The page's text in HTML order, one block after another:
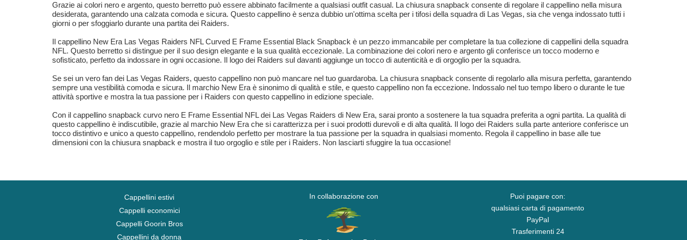
Grazie ai colori nero e argento, questo berretto può essere abbinato facilmente a qualsiasi outfit casual. La chiusura snapback consente di regolare il cappellino nella misura
desiderata, garantendo una calzata comoda e sicura. Questo cappellino è senza dubbio un'ottima scelta per i tifosi della squadra di Las Vegas, sia che venga indossato tutti i
giorni o per sfoggiarlo durante una partita dei Raiders.
Il cappellino New Era Las Vegas Raiders NFL Curved E Frame Essential Black Snapback è un pezzo immancabile per completare la tua collezione di cappellini della squadra
NFL. Questo berretto si distingue per il suo design elegante e la sua qualità eccezionale. La combinazione dei colori nero e argento gli conferisce un tocco moderno e
sofisticato, perfetto da indossare in ogni occasione. Il logo dei Raiders sul davanti aggiunge un tocco di autenticità e di orgoglio per la squadra.
Se sei un vero fan dei Las Vegas Raiders, questo cappellino non può mancare nel tuo guardaroba. La chiusura snapback consente di regolarlo alla misura perfetta, garantendo
sempre una vestibilità comoda e sicura. Il marchio New Era è sinonimo di qualità e stile, e questo cappellino non fa eccezione. Indossalo nel tuo tempo libero o durante le tue
attività sportive e mostra la tua passione per i Raiders con questo cappellino in edizione speciale.
Con il cappellino snapback curvo nero E Frame Essential NFL dei Las Vegas Raiders di New Era, sarai pronto a sostenere la tua squadra preferita a ogni partita. La qualità di
questo cappellino è indiscutibile, grazie al marchio New Era che si caratterizza per i suoi prodotti durevoli e di alta qualità. Il logo dei Raiders sulla parte anteriore conferisce un
tocco distintivo e unico a questo cappellino, rendendolo perfetto per mostrare la tua passione per la squadra in qualsiasi momento. Regola il cappellino in base alle tue
dimensioni con la chiusura snapback e mostra il tuo orgoglio e stile per i Raiders. Non lasciarti sfuggire la tua occasione!
Cappellini estivi
Cappelli economici
Cappelli Goorin Bros
Cappellini da donna
In collaborazione con
Puoi pagare con:
qualsiasi carta di pagamento
PayPal
Trasferimenti 24